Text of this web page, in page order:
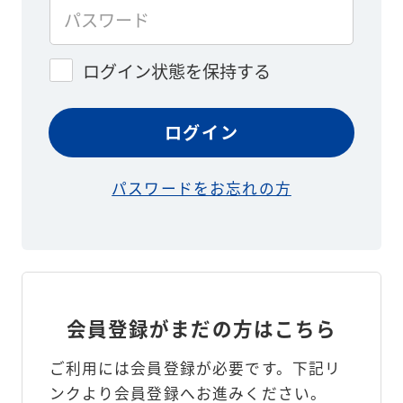
ログイン状態を保持する
パスワードをお忘れの方
会員登録がまだの方はこちら
ご利用には会員登録が必要です。 下記リ
ンクより会員登録へお進みください。